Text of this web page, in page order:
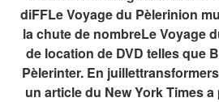
diFFLe Voyage du Pèlerinion
la chute de nombreLe Voyage
de location de DVD telles que
Pèlerinter. En
un article du New York Times